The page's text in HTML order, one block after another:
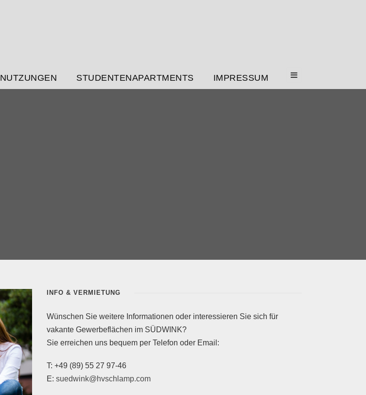
NUTZUNGEN STUDENTENAPARTMENTS IMPRESSUM
INFO & VERMIETUNG
Wünschen Sie weitere Informationen oder interessieren Sie sich für
vakante Gewerbeflächen im SÜDWINK?
Sie erreichen uns bequem per Telefon oder Email:
T: +49 (89) 55 27 97-46
E: suedwink@hvschlamp.com